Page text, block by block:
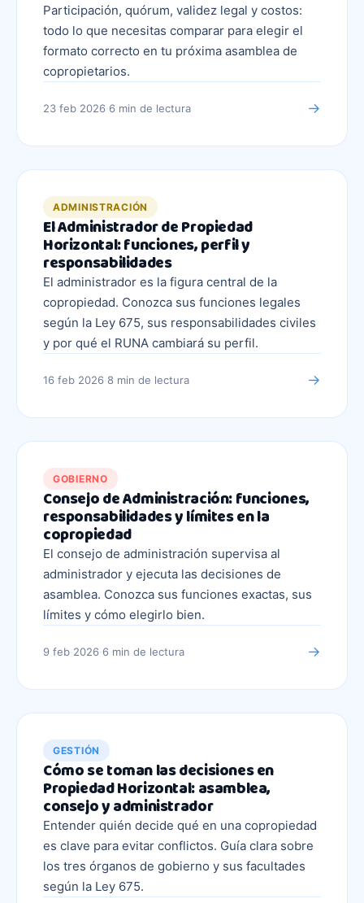
Participación, quórum, validez legal y costos:
todo lo que necesitas comparar para elegir el
formato correcto en tu próxima asamblea de
copropietarios.
23 feb 2026·6 min de lectura →
ADMINISTRACIÓN
El Administrador de Propiedad
Horizontal: funciones, perfil y
responsabilidades
El administrador es la figura central de la
copropiedad. Conozca sus funciones legales
según la Ley 675, sus responsabilidades civiles
y por qué el RUNA cambiará su perfil.
16 feb 2026·8 min de lectura →
GOBIERNO
Consejo de Administración: funciones,
responsabilidades y límites en la
copropiedad
El consejo de administración supervisa al
administrador y ejecuta las decisiones de
asamblea. Conozca sus funciones exactas, sus
límites y cómo elegirlo bien.
9 feb 2026·6 min de lectura →
GESTIÓN
Cómo se toman las decisiones en
Propiedad Horizontal: asamblea,
consejo y administrador
Entender quién decide qué en una copropiedad
es clave para evitar conflictos. Guía clara sobre
los tres órganos de gobierno y sus facultades
según la Ley 675.